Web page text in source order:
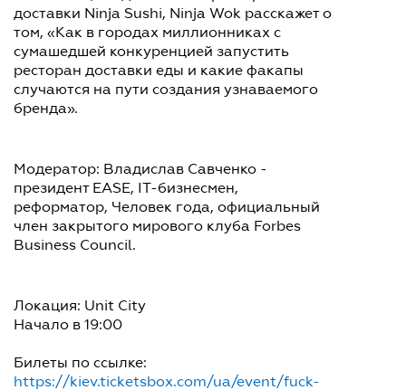
доставки Ninja Sushi, Ninja Wok расскажет о
том, «Как в городах миллионниках с
сумашедшей конкуренцией запустить
ресторан доставки еды и какие факапы
случаются на пути создания узнаваемого
бренда».
Модератор: Владислав Савченко -
президент EASE, IT-бизнесмен,
реформатор, Человек года, официальный
член закрытого мирового клуба Forbes
Business Council.
Локация: Unit City
Начало в 19:00
Билеты по ссылке:
https://kiev.ticketsbox.com/ua/event/fuck-